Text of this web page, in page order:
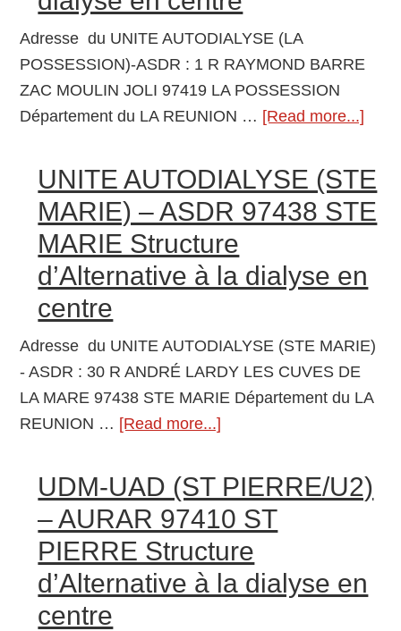
à
la
dialyse
en
Adresse du UNITE AUTODIALYSE (LA
POSSESSION)-ASDR : 1 R RAYMOND BARRE
ZAC MOULIN JOLI 97419 LA POSSESSION
Département du LA REUNION … [Read more...]
(LA
à
en
UNITE AUTODIALYSE (STE
MARIE) – ASDR 97438 STE
MARIE Structure
d’Alternative à la dialyse en
centre
Adresse du UNITE AUTODIALYSE (STE MARIE)
- ASDR : 30 R ANDRÉ LARDY LES CUVES DE
LA MARE 97438 STE MARIE Département du LA
REUNION … [Read more...]
AUTODIALYSE
(STE
MARIE)
–
ASDR
UDM-UAD (ST PIERRE/U2)
– AURAR 97410 ST
PIERRE Structure
d’Alternative à la dialyse en
centre